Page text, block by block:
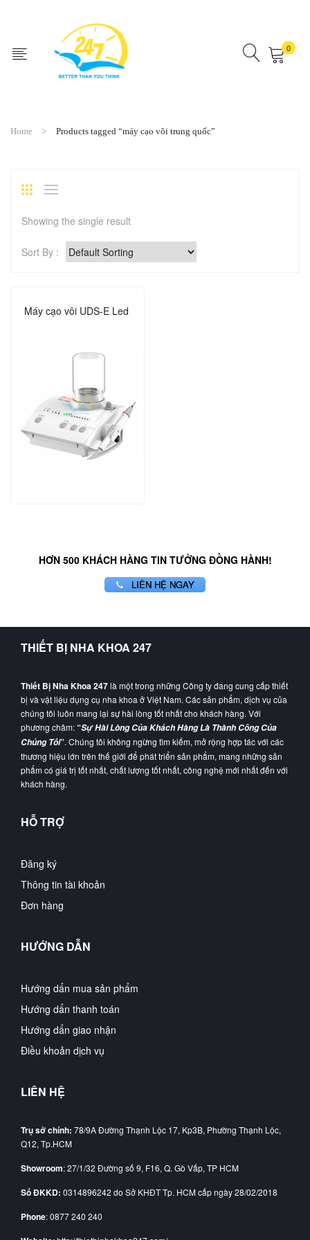
0
Home Products tagged “máy cạo vôi trung quốc”
Showing the single result
Sort By :
Máy cạo vôi UDS-E Led
HƠN 500 KHÁCH HÀNG TIN TƯỞNG ĐỒNG HÀNH!
LIÊN HỆ NGAY
THIẾT BỊ NHA KHOA 247
Thiết Bị Nha Khoa 247là một trong những Công ty đang cung cấp thiết
bị và vật liệu dụng cụ nha khoa ở Việt Nam. Các sản phẩm, dịch vụ của
chúng tôi luôn mang lại sự hài lòng tốt nhất cho khách hàng. Với
phương châm:“Sự Hài Lòng Của Khách Hàng Là Thành Công Của
Chúng Tôi”. Chúng tôi không ngừng tìm kiếm, mở rộng hợp tác với các
thương hiệu lớn trên thế giới để phát triển sản phẩm, mang những sản
phẩm có giá trị tốt nhất, chất lượng tốt nhất, công nghệ mới nhất đến với
khách hàng.
HỖ TRỢ
Đăng ký
Thông tin tài khoản
Đơn hàng
HƯỚNG DẪN
Hướng dẩn mua sản phẩm
Hướng dẩn thanh toán
Hướng dẩn giao nhận
Điều khoản dịch vụ
LIÊN HỆ
Trụ sở chính: 78/9A Đường Thạnh Lộc 17, Kp3B, Phường Thạnh Lộc,
Q12, Tp.HCM
Showroom: 27/1/32 Đường số 9, F16, Q. Gò Vấp, TP HCM
Số ĐKKD: 0314896242 do Sở KHĐT Tp. HCM cấp ngày 28/02/2018
Phone: 0877 240 240